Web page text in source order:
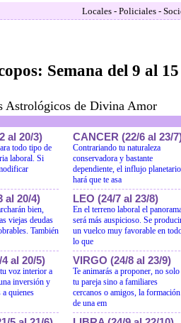
Locales - Policiales -
Semana del 9 al
Astrológicos de Divina Amor
al 20/3)
todo tipo de
laboral. Si
al 20/4)
bien,
viejas deudas
También
al 20/5)
voz interior a
inversión y
quienes
CANCER (22/6 al 23/
Contrariando tu naturaleza
conservadora y bastante
dependiente, el influjo planetario
hará que te asa
LEO (24/7 al 23/8)
En el terreno laboral el
será más auspicioso. Se
un vuelco muy favorable en
lo que
VIRGO (24/8 al 23/9)
Te animarás a proponer, no solo
tu pareja sino a familiares
cercanos o amigos, la formación
de una em